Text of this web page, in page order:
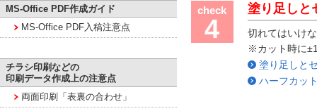
MS-Office PDF作成ガイド
MS-Office PDF入稿注意点
チラシ印刷などの
印刷データ作成上の注意点
両面印刷「表裏の合わせ」
check
4
塗り足しと
切れてはいけ
※カット時に
塗り足しと
ハーフカッ